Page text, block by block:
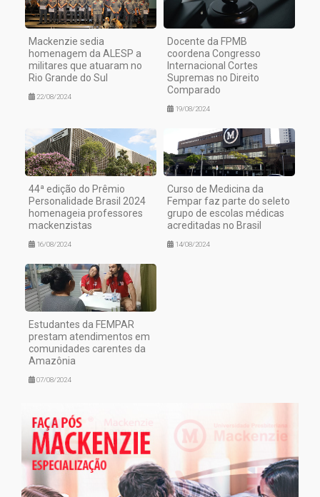
Mackenzie sedia
homenagem da ALESP a
militares que atuaram no
Rio Grande do Sul
22/08/2024
Docente da FPMB
coordena Congresso
Internacional Cortes
Supremas no Direito
Comparado
19/08/2024
44ª edição do Prêmio
Personalidade Brasil 2024
homenageia professores
mackenzistas
16/08/2024
Curso de Medicina da
Fempar faz parte do seleto
grupo de escolas médicas
acreditadas no Brasil
14/08/2024
Estudantes da FEMPAR
prestam atendimentos em
comunidades carentes da
Amazônia
07/08/2024